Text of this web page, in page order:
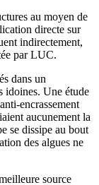
au moyen de
directe sur
indirectement,
par LUC.
dans un
idoines. Une étude
encrassement
aucunement la
se dissipe au bout
des algues ne
source